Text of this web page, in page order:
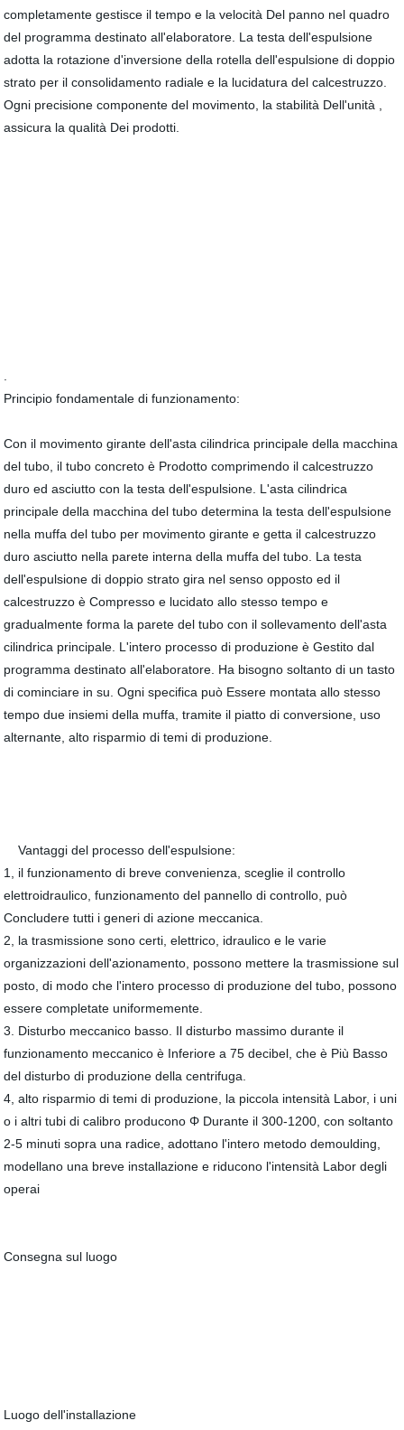
completamente gestisce il tempo e la velocità Del panno nel quadro
del programma destinato all'elaboratore. La testa dell'espulsione
adotta la rotazione d'inversione della rotella dell'espulsione di doppio
strato per il consolidamento radiale e la lucidatura del calcestruzzo.
Ogni precisione componente del movimento, la stabilità Dell'unità ,
assicura la qualità Dei prodotti.
Principio fondamentale di funzionamento:
Con il movimento girante dell'asta cilindrica principale della macchina
del tubo, il tubo concreto è Prodotto comprimendo il calcestruzzo
duro ed asciutto con la testa dell'espulsione. L'asta cilindrica
principale della macchina del tubo determina la testa dell'espulsione
nella muffa del tubo per movimento girante e getta il calcestruzzo
duro asciutto nella parete interna della muffa del tubo. La testa
dell'espulsione di doppio strato gira nel senso opposto ed il
calcestruzzo è Compresso e lucidato allo stesso tempo e
gradualmente forma la parete del tubo con il sollevamento dell'asta
cilindrica principale. L'intero processo di produzione è Gestito dal
programma destinato all'elaboratore. Ha bisogno soltanto di un tasto
di cominciare in su. Ogni specifica può Essere montata allo stesso
tempo due insiemi della muffa, tramite il piatto di conversione, uso
alternante, alto risparmio di temi di produzione.
Vantaggi del processo dell'espulsione:
1, il funzionamento di breve convenienza, sceglie il controllo
elettroidraulico, funzionamento del pannello di controllo, può
Concludere tutti i generi di azione meccanica.
2, la trasmissione sono certi, elettrico, idraulico e le varie
organizzazioni dell'azionamento, possono mettere la trasmissione sul
posto, di modo che l'intero processo di produzione del tubo, possono
essere completate uniformemente.
3. Disturbo meccanico basso. Il disturbo massimo durante il
funzionamento meccanico è Inferiore a 75 decibel, che è Più Basso
del disturbo di produzione della centrifuga.
4, alto risparmio di temi di produzione, la piccola intensità Labor, i uni
o i altri tubi di calibro producono Φ Durante il 300-1200, con soltanto
2-5 minuti sopra una radice, adottano l'intero metodo demoulding,
modellano una breve installazione e riducono l'intensità Labor degli
operai
Consegna sul luogo
Luogo dell'installazione